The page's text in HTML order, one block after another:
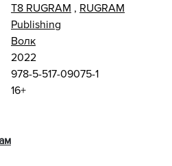
Т8 RUGRAM , RUGRAM
Publishing
Волк
2022
978-5-517-09075-1
16+